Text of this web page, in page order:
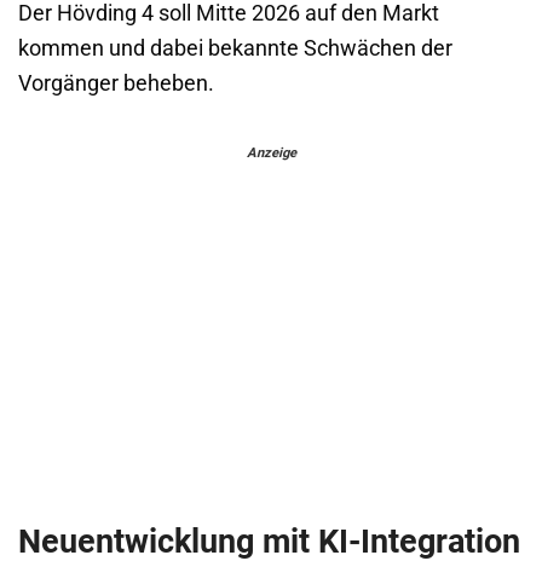
Der Hövding 4 soll Mitte 2026 auf den Markt
kommen und dabei bekannte Schwächen der
Vorgänger beheben.
Anzeige
Neuentwicklung mit KI-Integration